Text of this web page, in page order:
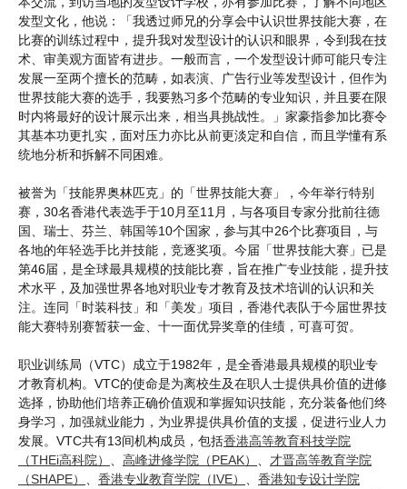
发型文化，他说：「我透过师兄的分享会中认识世界技能大赛，在
比赛的训练过程中，提升我对发型设计的认识和眼界，令到我在技
术、审美观方面皆有进步。一般而言，一个发型设计师可能只专注
发展一至两个擅长的范畴，如表演、广告行业等发型设计，但作为
世界技能大赛的选手，我要熟习多个范畴的专业知识，并且要在限
时内将最好的设计展示出来，相当具挑战性。」家豪指参加比赛令
其基本功更扎实，面对压力亦比从前更淡定和自信，而且学懂有系
统地分析和拆解不同困难。
被誉为「技能界奥林匹克」的「世界技能大赛」，今年举行特别
赛，30名香港代表选手于10月至11月，与各项目专家分批前往德
国、瑞士、芬兰、韩国等10个国家，参与其中26个比赛项目，与
各地的年轻选手比并技能，竞逐奖项。今届「世界技能大赛」已是
第46届，是全球最具规模的技能比赛，旨在推广专业技能，提升技
术水平，及加强世界各地对职业专才教育及技术培训的认识和关
注。连同「时装科技」和「美发」项目，香港代表队于今届世界技
能大赛特别赛暂获一金、十一面优异奖章的佳绩，可喜可贺。
职业训练局（VTC）成立于1982年，是全香港最具规模的职业专
才教育机构。VTC的使命是为离校生及在职人士提供具价值的进修
选择，协助他们培养正确价值观和掌握知识技能，充分装备他们终
身学习，加强就业能力，为业界提供具价值的支援，促进行业人力
发展。VTC共有13间机构成员，包括香港高等教育科技学院
（THEi高科院）
高峰进修学院（PEAK）
才晋高等教育学院
（SHAPE）
香港专业教育学院（IVE）
香港知专设计学院